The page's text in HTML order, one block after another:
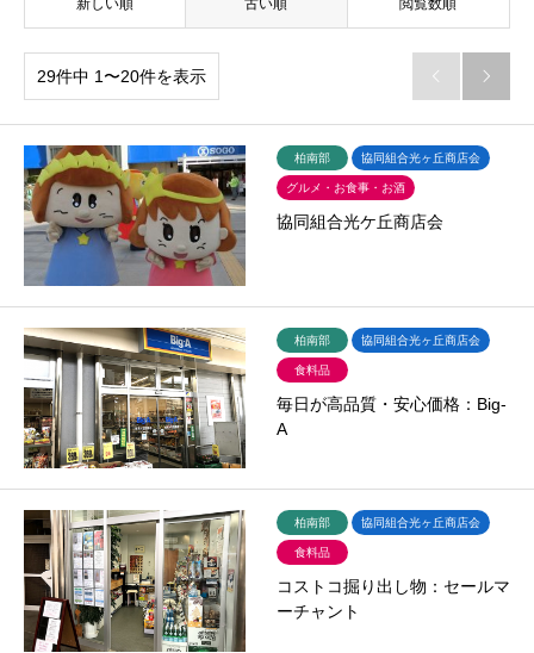
新しい順 古い順 閲覧数順
29件中 1〜20件を表示  
柏南部 協同組合光ヶ丘商店会
グルメ・お食事・お酒
協同組合光ケ丘商店会
柏南部 協同組合光ヶ丘商店会
食料品
毎日が高品質・安心価格：Big-
A
柏南部 協同組合光ヶ丘商店会
食料品
コストコ掘り出し物：セールマ
ーチャント